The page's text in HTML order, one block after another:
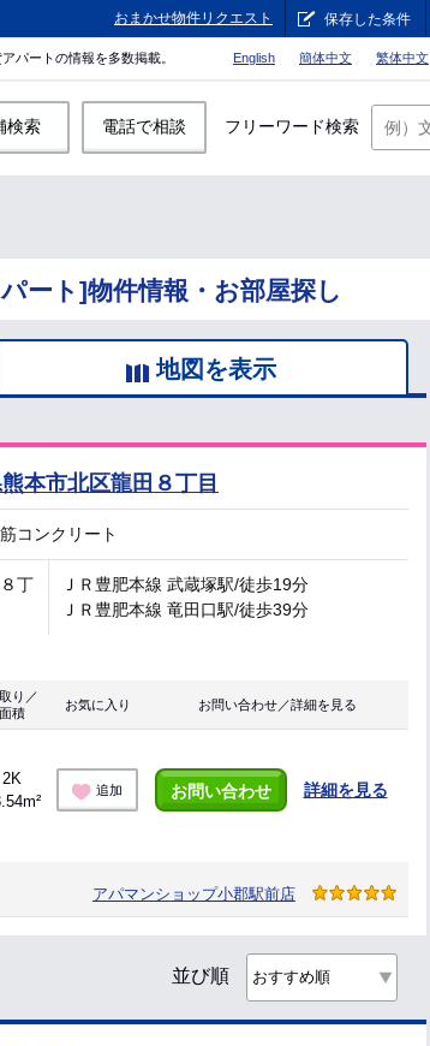
おまかせ物件リクエスト 保存した条件
パートの情報を多数掲載。 English 簡体中文 繁体中文
検索 電話で相談 フリーワード検索
ート]物件情報・お部屋探し
地図を表示
本市北区龍田８丁目
コンクリート
丁
ＪＲ豊肥本線 武蔵塚駅/徒歩19分
ＪＲ豊肥本線 竜田口駅/徒歩39分
り／
面積
お気に入り お問い合わせ／詳細を見る
2K
追加 お問い合わせ 詳細を見る
アパマンショップ小郡駅前店
並び順